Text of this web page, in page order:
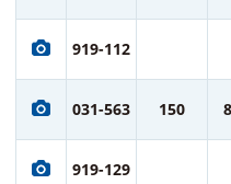
919-112
031-563 150
919-129